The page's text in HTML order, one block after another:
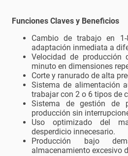
Funciones Claves y Beneficios
Cambio de trabajo en
adaptación inmediata a
Velocidad de
minuto en dimensiones
Corte y ranurado de alta
Sistema de alimentación
trabajar con 2 o 6 tipos de
Sistema de gestión de
producción sin
Uso optimizado del
desperdicio innecesario.
Producción bajo
almacenamiento excesivo